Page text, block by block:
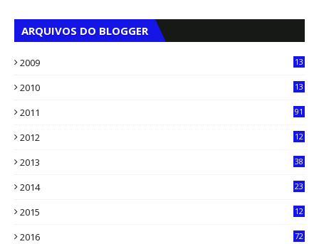
ARQUIVOS DO BLOGGER
2009
13
2010
13
2011 91
2012
12
2013
38
2014
23
2015
12
2016
72